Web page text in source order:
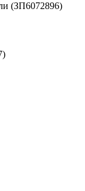
(ЗП6072896)